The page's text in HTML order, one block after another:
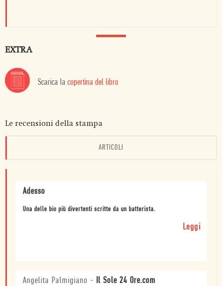
EXTRA
Scarica la copertina del libro
Le recensioni della stampa
ARTICOLI
Adesso
Una delle bio più divertenti scritte da un batterista.
Leggi
Angelita Palmigiano - Il Sole 24 Ore.com